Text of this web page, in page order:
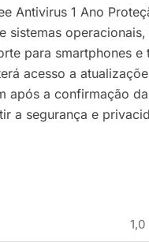
Antivirus 1 Ano
para smartphones
acesso a
após a confirmação
a segurança e
1,0